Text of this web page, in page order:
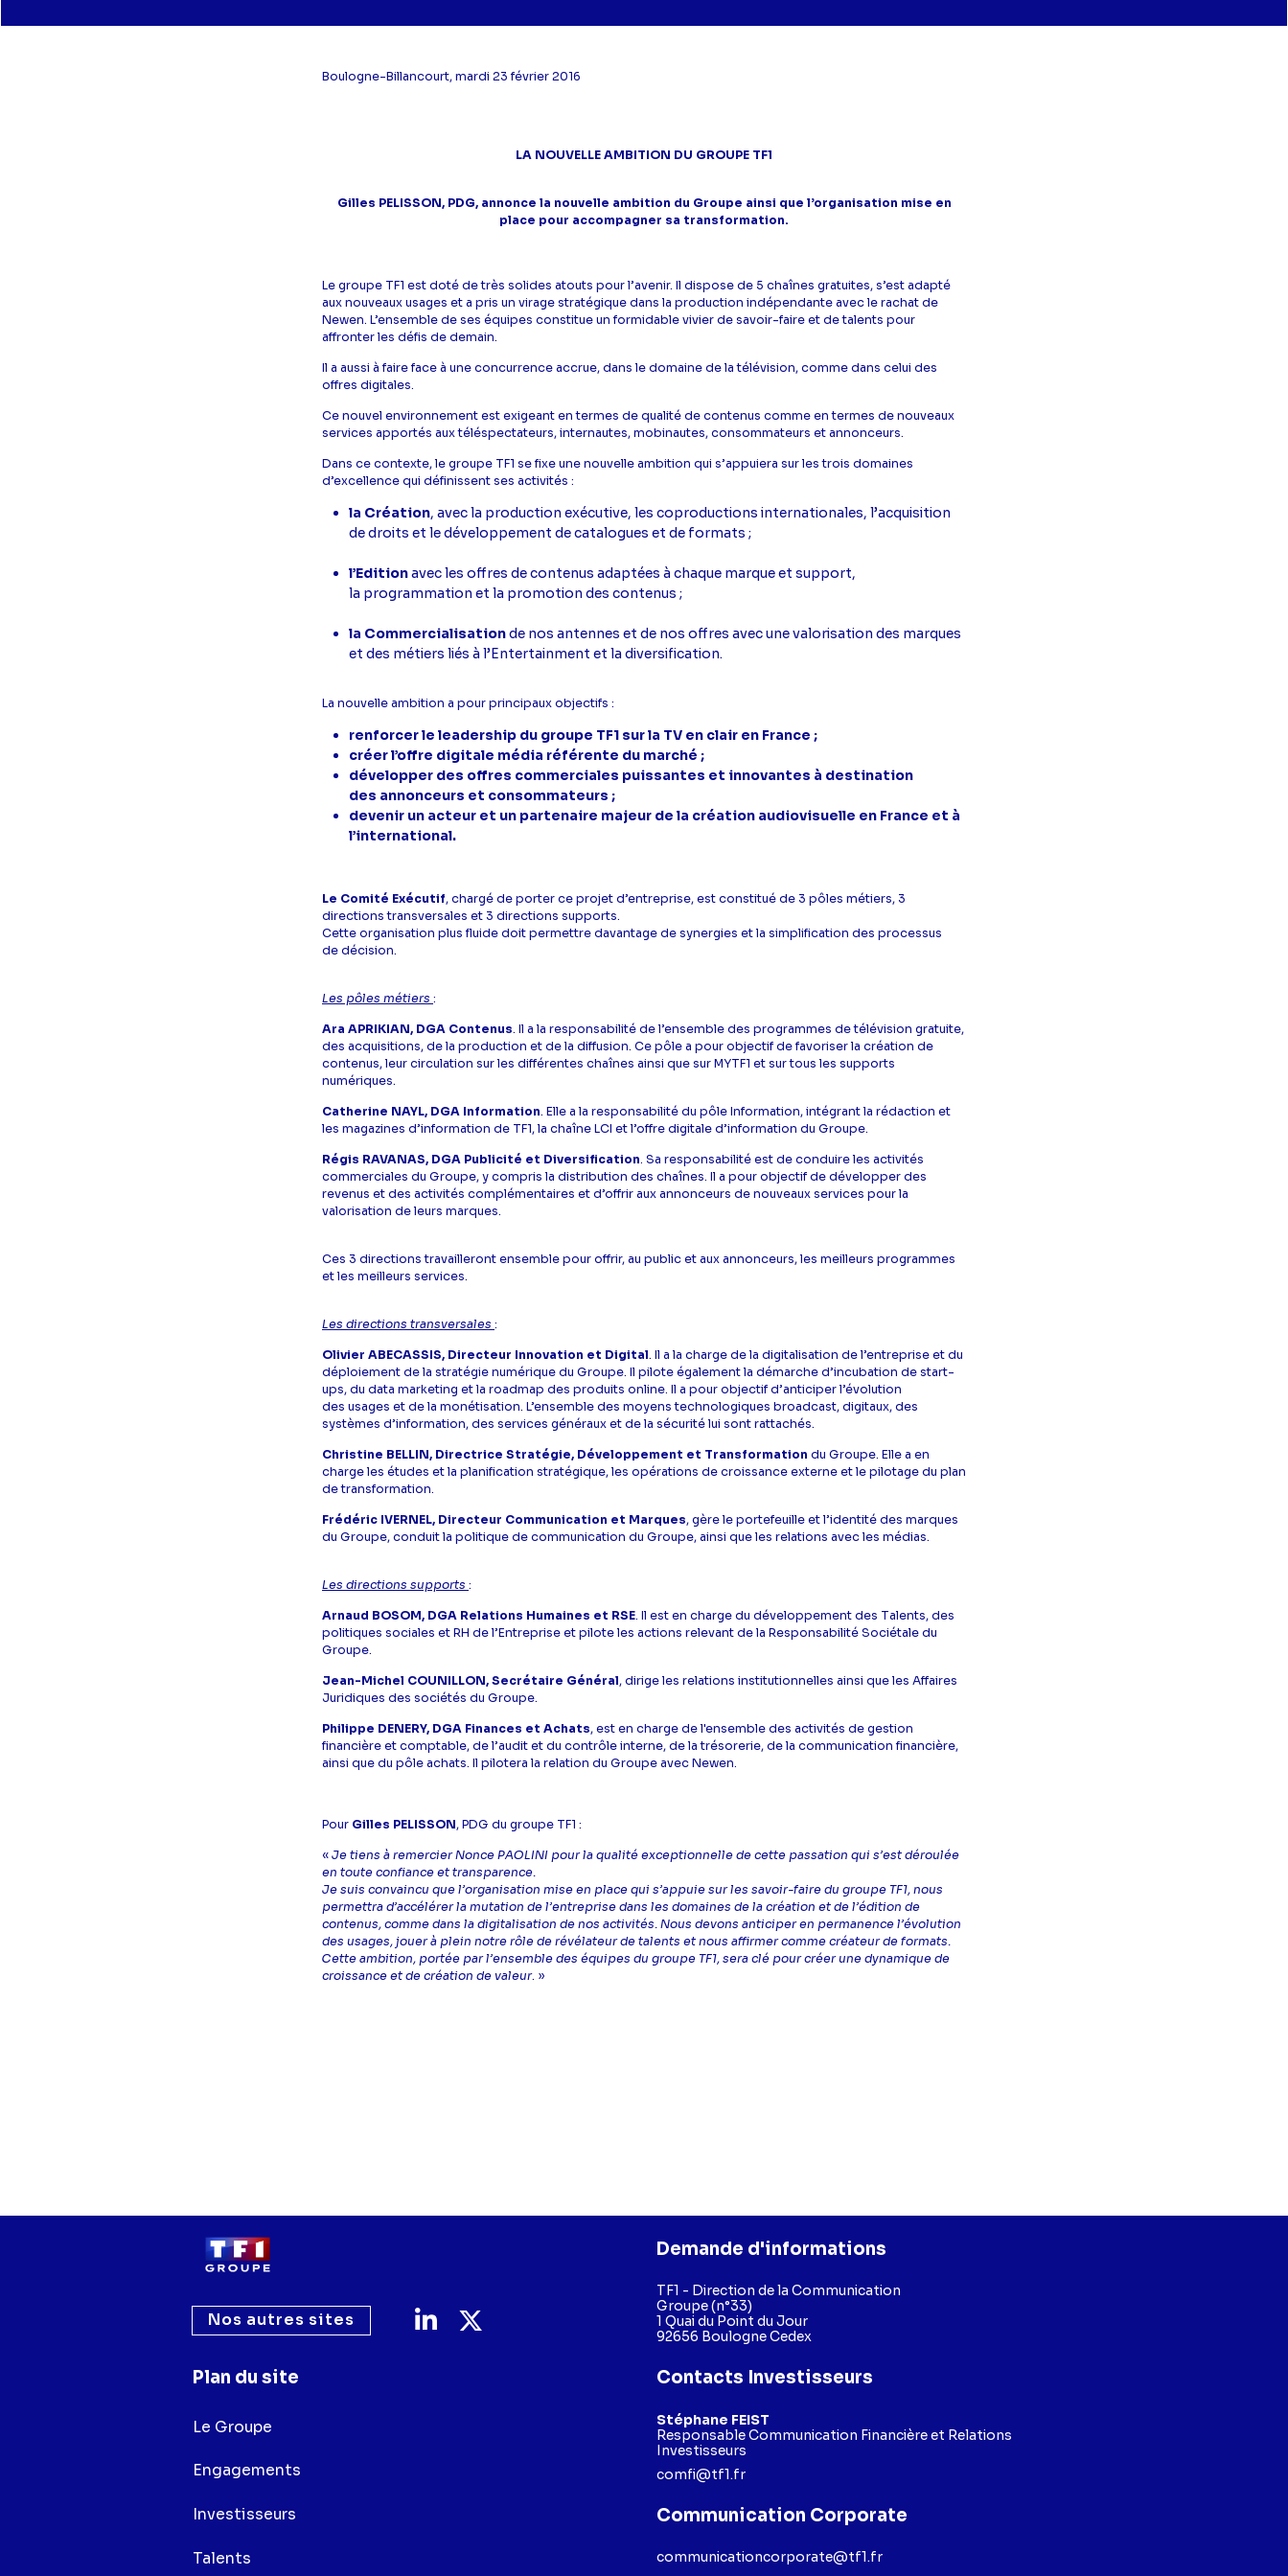
Boulogne-Billancourt, mardi 23 février 2016
LA NOUVELLE AMBITION DU GROUPE TF1
Gilles PELISSON, PDG, annonce la nouvelle ambition du Groupe ainsi que l’organisation mise en
place pour accompagner sa transformation.
Le groupe TF1 est doté de très solides atouts pour l’avenir. Il dispose de 5 chaînes gratuites, s’est adapté
aux nouveaux usages et a pris un virage stratégique dans la production indépendante avec le rachat de
Newen. L’ensemble de ses équipes constitue un formidable vivier de savoir-faire et de talents pour
affronter les défis de demain.
Il a aussi à faire face à une concurrence accrue, dans le domaine de la télévision, comme dans celui des
offres digitales.
Ce nouvel environnement est exigeant en termes de qualité de contenus comme en termes de nouveaux
services apportés aux téléspectateurs, internautes, mobinautes, consommateurs et annonceurs.
Dans ce contexte, le groupe TF1 se fixe une nouvelle ambition qui s’appuiera sur les trois domaines
d’excellence qui définissent ses activités :
la Création, avec la production exécutive, les coproductions internationales, l’acquisition
de droits et le développement de catalogues et de formats ;
l’Editionavec les offres de contenus adaptées à chaque marque et support,
la programmation et la promotion des contenus ;
la Commercialisationde nos antennes et de nos offres avec une valorisation des marques
et des métiers liés à l’Entertainment et la diversification.
La nouvelle ambition a pour principaux objectifs :
renforcer le leadership du groupe TF1 sur la TV en clair en France ;
créer l’offre digitale média référente du marché ;
développer des offres commerciales puissantes et innovantes à destination
des annonceurs et consommateurs ;
devenir un acteur et un partenaire majeur de la création audiovisuelle en France et à
l’international.
Le Comité Exécutif, chargé de porter ce projet d’entreprise, est constitué de 3 pôles métiers, 3
directions transversales et 3 directions supports.
Cette organisation plus fluide doit permettre davantage de synergies et la simplification des processus
de décision.
Les pôles métiers :
Ara APRIKIAN, DGA Contenus. Il a la responsabilité de l’ensemble des programmes de télévision gratuite,
des acquisitions, de la production et de la diffusion. Ce pôle a pour objectif de favoriser la création de
contenus, leur circulation sur les différentes chaînes ainsi que sur MYTF1 et sur tous les supports
numériques.
Catherine NAYL, DGA Information. Elle a la responsabilité du pôle Information, intégrant la rédaction et
les magazines d’information de TF1, la chaîne LCI et l’offre digitale d’information du Groupe.
Régis RAVANAS, DGA Publicité et Diversification. Sa responsabilité est de conduire les activités
commerciales du Groupe, y compris la distribution des chaînes. Il a pour objectif de développer des
revenus et des activités complémentaires et d’offrir aux annonceurs de nouveaux services pour la
valorisation de leurs marques.
Ces 3 directions travailleront ensemble pour offrir, au public et aux annonceurs, les meilleurs programmes
et les meilleurs services.
Les directions transversales :
Olivier ABECASSIS, Directeur Innovation et Digital. Il a la charge de la digitalisation de l’entreprise et du
déploiement de la stratégie numérique du Groupe. Il pilote également la démarche d’incubation de start-
ups, du data marketing et la roadmap des produits online. Il a pour objectif d’anticiper l’évolution
des usages et de la monétisation. L’ensemble des moyens technologiques broadcast, digitaux, des
systèmes d’information, des services généraux et de la sécurité lui sont rattachés.
Christine BELLIN, Directrice Stratégie, Développement et Transformation du Groupe. Elle a en
charge les études et la planification stratégique, les opérations de croissance externe et le pilotage du plan
de transformation.
Frédéric IVERNEL, Directeur Communication et Marques, gère le portefeuille et l’identité des marques
du Groupe, conduit la politique de communication du Groupe, ainsi que les relations avec les médias.
Les directions supports :
Arnaud BOSOM, DGA Relations Humaines et RSE. Il est en charge du développement des Talents, des
politiques sociales et RH de l’Entreprise et pilote les actions relevant de la Responsabilité Sociétale du
Groupe.
Jean-Michel COUNILLON, Secrétaire Général, dirige les relations institutionnelles ainsi que les Affaires
Juridiques des sociétés du Groupe.
Philippe DENERY, DGA Finances et Achats, est en charge de l'ensemble des activités de gestion
financière et comptable, de l’audit et du contrôle interne, de la trésorerie, de la communication financière,
ainsi que du pôle achats. Il pilotera la relation du Groupe avec Newen.
Pour Gilles PELISSON, PDG du groupe TF1 :
«Je tiens à remercier Nonce PAOLINI pour la qualité exceptionnelle de cette passation qui s’est déroulée
en toute confiance et transparence.
Je suis convaincu que l’organisation mise en place qui s’appuie sur les savoir-faire du groupe TF1, nous
permettra d’accélérer la mutation de l’entreprise dans les domaines de la création et de l’édition de
contenus, comme dans la digitalisation de nos activités. Nous devons anticiper en permanence l’évolution
des usages, jouer à plein notre rôle de révélateur de talents et nous affirmer comme créateur de formats.
Cette ambition, portée par l’ensemble des équipes du groupe TF1, sera clé pour créer une dynamique de
croissance et de création de valeur. »
Plan du site
Le Groupe
Engagements
Investisseurs
Talents
Contacts Investisseurs
Stéphane FEIST
Responsable Communication Financière et Relations
Investisseurs
comfi@tf1.fr
Demande d'informations
TF1 - Direction de la Communication
Groupe (n°33)
1 Quai du Point du Jour
92656 Boulogne Cedex
Nos autres sites
Communication Corporate
communicationcorporate@tf1.fr